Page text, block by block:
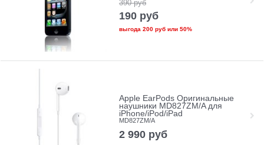
390 руб
190 руб
выгода 200 рубили 50%
Apple EarPods Оригинальные
наушники MD827ZM/A для
iPhone/iPod/iPad
MD827ZM/A
2 990 руб